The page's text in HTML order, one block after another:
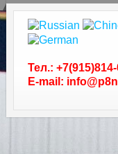
Тел.:
E-mail: